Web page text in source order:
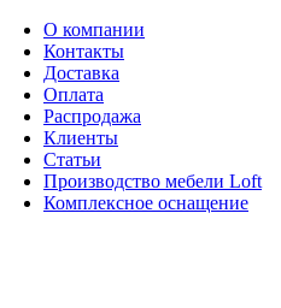
О компании
Контакты
Доставка
Оплата
Распродажа
Клиенты
Статьи
Производство мебели Loft
Комплексное оснащение